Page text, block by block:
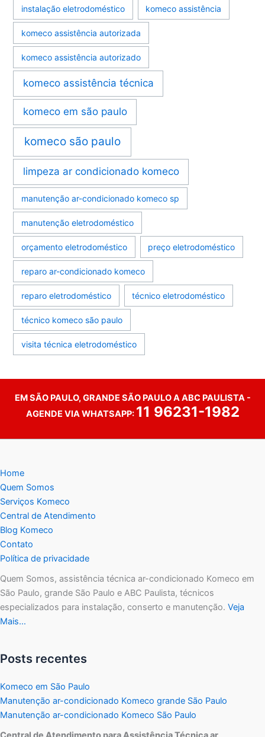
instalação eletrodoméstico komeco assistência
komeco assistência autorizada
komeco assistência autorizado
komeco assistência técnica
komeco em são paulo
komeco são paulo
limpeza ar condicionado komeco
manutenção ar-condicionado komeco sp
manutenção eletrodoméstico
orçamento eletrodoméstico preço eletrodoméstico
reparo ar-condicionado komeco
reparo eletrodoméstico técnico eletrodoméstico
técnico komeco são paulo
visita técnica eletrodoméstico
EM SÃO PAULO, GRANDE SÃO PAULO A ABC PAULISTA -
AGENDE VIA WHATSAPP: 11 96231-1982
Home
Quem Somos
Serviços Komeco
Central de Atendimento
Blog Komeco
Contato
Política de privacidade
Quem Somos, assistência técnica ar-condicionado Komeco em
São Paulo, grande São Paulo e ABC Paulista, técnicos
especializados para instalação, conserto e manutenção. Veja
Mais…
Posts recentes
Komeco em São Paulo
Manutenção ar-condicionado Komeco grande São Paulo
Manutenção ar-condicionado Komeco São Paulo